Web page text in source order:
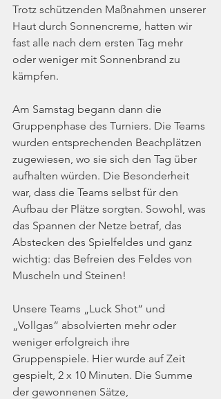
Trotz schützenden Maßnahmen unserer
Haut durch Sonnencreme, hatten wir
fast alle nach dem ersten Tag mehr
oder weniger mit Sonnenbrand zu
kämpfen.
Am Samstag begann dann die
Gruppenphase des Turniers. Die Teams
wurden entsprechenden Beachplätzen
zugewiesen, wo sie sich den Tag über
aufhalten würden. Die Besonderheit
war, dass die Teams selbst für den
Aufbau der Plätze sorgten. Sowohl, was
das Spannen der Netze betraf, das
Abstecken des Spielfeldes und ganz
wichtig: das Befreien des Feldes von
Muscheln und Steinen!
Unsere Teams „Luck Shot“ und
„Vollgas“ absolvierten mehr oder
weniger erfolgreich ihre
Gruppenspiele. Hier wurde auf Zeit
gespielt, 2 x 10 Minuten. Die Summe
der gewonnenen Sätze,